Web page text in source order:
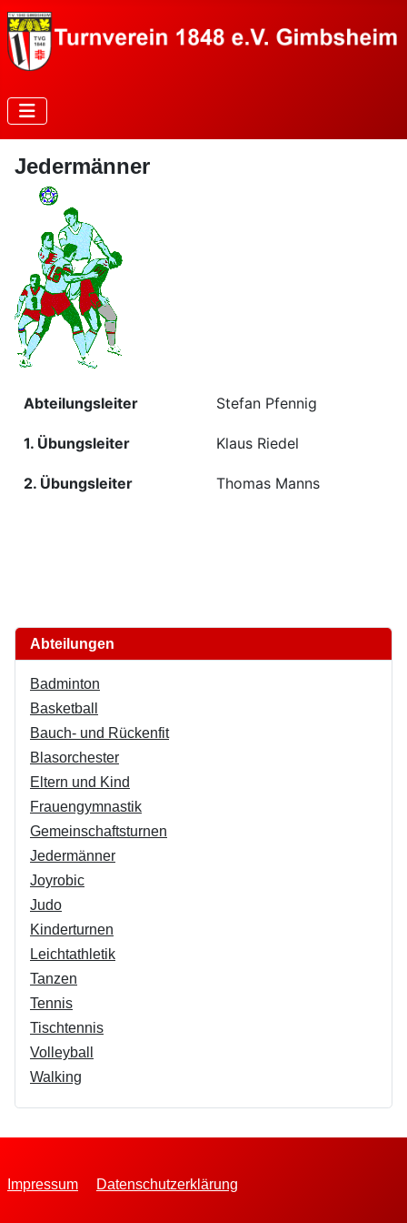
Abteilungen
Badminton
Basketball
Bauch- und Rückenfit
Blasorchester
Eltern und Kind
Frauengymnastik
Gemeinschaftsturnen
Jedermänner
Joyrobic
Judo
Kinderturnen
Leichtathletik
Tanzen
Tennis
Tischtennis
Volleyball
Walking
Jedermänner
Abteilungsleiter Stefan Pfennig
1. Übungsleiter Klaus Riedel
2. Übungsleiter Thomas Manns
Impressum Datenschutzerklärung